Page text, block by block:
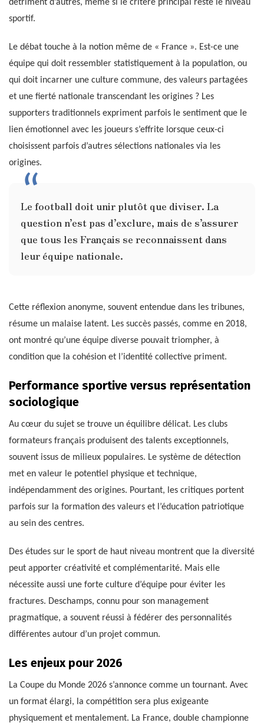
détriment d’autres, même si le critère principal reste le niveau
sportif.
Le débat touche à la notion même de « France ». Est-ce une
équipe qui doit ressembler statistiquement à la population, ou
qui doit incarner une culture commune, des valeurs partagées
et une fierté nationale transcendant les origines ? Les
supporters traditionnels expriment parfois le sentiment que le
lien émotionnel avec les joueurs s’effrite lorsque ceux-ci
choisissent parfois d’autres sélections nationales via les
origines.
Le football doit unir plutôt que diviser. La
question n’est pas d’exclure, mais de s’assurer
que tous les Français se reconnaissent dans
leur équipe nationale.
Cette réflexion anonyme, souvent entendue dans les tribunes,
résume un malaise latent. Les succès passés, comme en 2018,
ont montré qu’une équipe diverse pouvait triompher, à
condition que la cohésion et l’identité collective priment.
Performance sportive versus représentation
sociologique
Au cœur du sujet se trouve un équilibre délicat. Les clubs
formateurs français produisent des talents exceptionnels,
souvent issus de milieux populaires. Le système de détection
met en valeur le potentiel physique et technique,
indépendamment des origines. Pourtant, les critiques portent
parfois sur la formation des valeurs et l’éducation patriotique
au sein des centres.
Des études sur le sport de haut niveau montrent que la diversité
peut apporter créativité et complémentarité. Mais elle
nécessite aussi une forte culture d’équipe pour éviter les
fractures. Deschamps, connu pour son management
pragmatique, a souvent réussi à fédérer des personnalités
différentes autour d’un projet commun.
Les enjeux pour 2026
La Coupe du Monde 2026 s’annonce comme un tournant. Avec
un format élargi, la compétition sera plus exigeante
physiquement et mentalement. La France, double championne